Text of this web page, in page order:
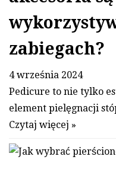
zabiegach?
4 września 2024
Pedicure to nie tylko
element pielęgnacji
Czytaj więcej »